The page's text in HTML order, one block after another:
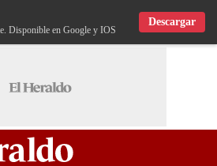
Disponible en Google y IOS
Descargar